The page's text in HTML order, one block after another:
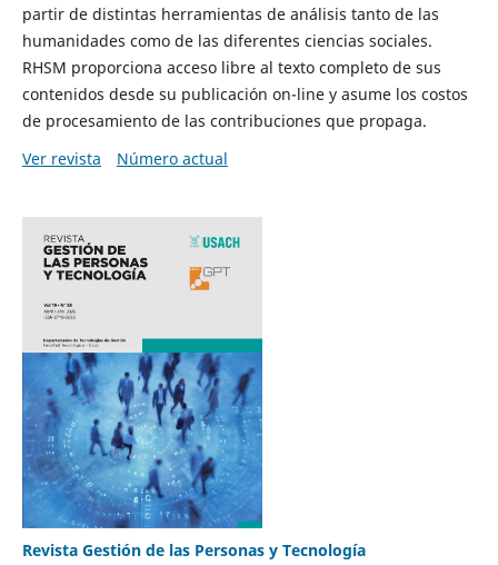
partir de distintas herramientas de análisis tanto de las
humanidades como de las diferentes ciencias sociales.
RHSM proporciona acceso libre al texto completo de sus
contenidos desde su publicación on-line y asume los costos
de procesamiento de las contribuciones que propaga.
Ver revista
Número actual
Revista Gestión de las Personas y Tecnología